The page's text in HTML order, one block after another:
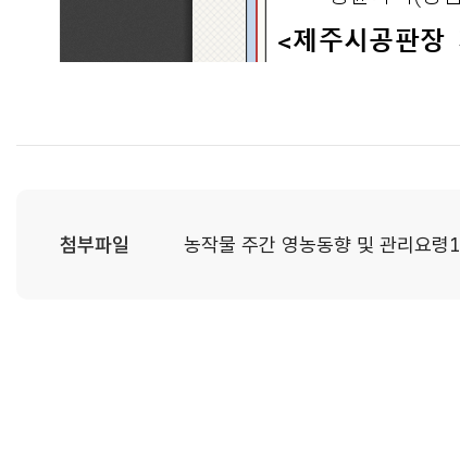
첨부파일 농작물 주간 영농동향 및 관리요